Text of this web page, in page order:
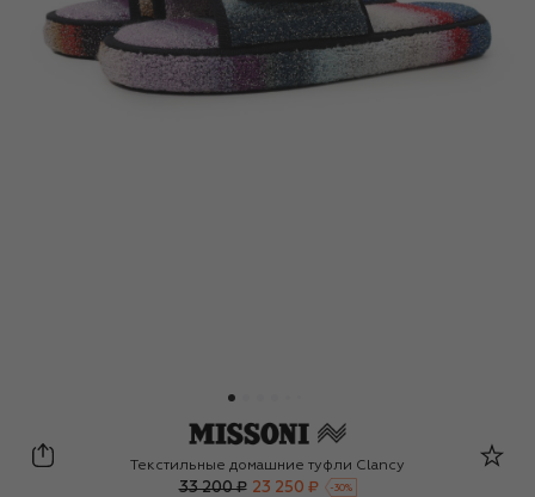
MissoniHome
Текстильные домашние туфли Clancy
33 200 ₽ 23 250 ₽ -30%